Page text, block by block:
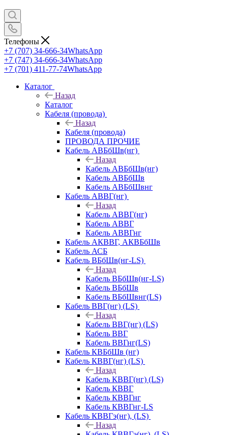
Телефоны
+7 (707) 34-666-34WhatsApp
+7 (747) 34-666-34WhatsApp
+7 (701) 411-77-74WhatsApp
Каталог
Назад
Каталог
Кабеля (провода)
Назад
Кабеля (провода)
ПРОВОДА ПРОЧИЕ
Кабель АВБбШв(нг)
Назад
Кабель АВБбШв(нг)
Кабель АВБбШв
Кабель АВБбШвнг
Кабель АВВГ(нг)
Назад
Кабель АВВГ(нг)
Кабель АВВГ
Кабель АВВГнг
Кабель АКВВГ, АКВБбШв
Кабель АСБ
Кабель ВБбШв(нг-LS)
Назад
Кабель ВБбШв(нг-LS)
Кабель ВБбШв
Кабель ВБбШвнг(LS)
Кабель ВВГ(нг) (LS)
Назад
Кабель ВВГ(нг) (LS)
Кабель ВВГ
Кабель ВВГнг(LS)
Кабель КВБбШв (нг)
Кабель КВВГ(нг) (LS)
Назад
Кабель КВВГ(нг) (LS)
Кабель КВВГ
Кабель КВВГнг
Кабель КВВГнг-LS
Кабель КВВГэ(нг), (LS)
Назад